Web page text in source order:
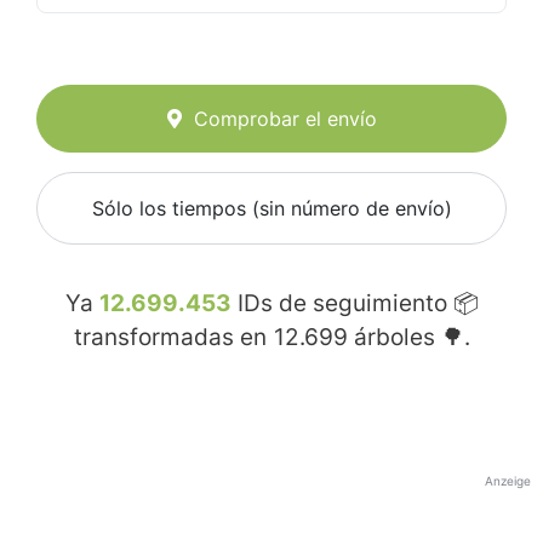
Comprobar el envío
Sólo los tiempos (sin número de envío)
Ya 12.699.453 IDs de seguimiento 📦
transformadas en 12.699 árboles 🌳.
Anzeige